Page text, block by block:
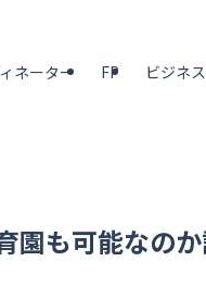
ネーター FP ビジネ
園も可能なの